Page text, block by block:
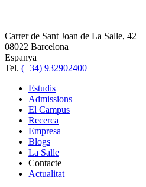
Carrer de Sant Joan de La Salle, 42
08022 Barcelona
Espanya
Tel. (+34) 932902400
Estudis
Admissions
El Campus
Recerca
Empresa
Blogs
La Salle
Contacte
Actualitat